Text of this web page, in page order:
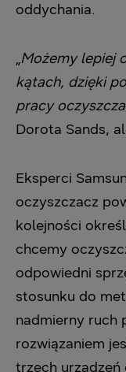
oddychania.
„Możemy lepiej
kątach, dzięki
pracy
Dorota Sands,
Eksperci
oczyszczacz
kolejności
chcemy
odpowiedni
stosunku do
nadmierny ruch
rozwiązaniem
trzech urządzeń